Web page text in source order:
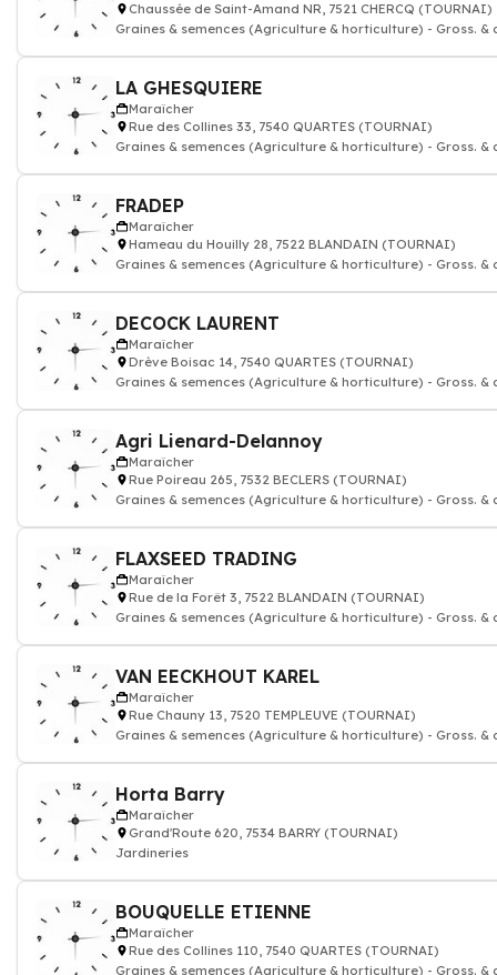
Chaussée de Saint-Amand NR, 7521 CHERCQ (TOURNAI)
Graines & semences (Agriculture & horticulture) - Gross. &
LA GHESQUIERE
Maraîcher
Rue des Collines 33, 7540 QUARTES (TOURNAI)
Graines & semences (Agriculture & horticulture) - Gross. &
FRADEP
Maraîcher
Hameau du Houilly 28, 7522 BLANDAIN (TOURNAI)
Graines & semences (Agriculture & horticulture) - Gross. &
DECOCK LAURENT
Maraîcher
Drève Boisac 14, 7540 QUARTES (TOURNAI)
Graines & semences (Agriculture & horticulture) - Gross. &
Agri Lienard-Delannoy
Maraîcher
Rue Poireau 265, 7532 BECLERS (TOURNAI)
Graines & semences (Agriculture & horticulture) - Gross. &
FLAXSEED TRADING
Maraîcher
Rue de la Forêt 3, 7522 BLANDAIN (TOURNAI)
Graines & semences (Agriculture & horticulture) - Gross. &
VAN EECKHOUT KAREL
Maraîcher
Rue Chauny 13, 7520 TEMPLEUVE (TOURNAI)
Graines & semences (Agriculture & horticulture) - Gross. &
Horta Barry
Maraîcher
Grand'Route 620, 7534 BARRY (TOURNAI)
Jardineries
BOUQUELLE ETIENNE
Maraîcher
Rue des Collines 110, 7540 QUARTES (TOURNAI)
Graines & semences (Agriculture & horticulture) - Gross. &